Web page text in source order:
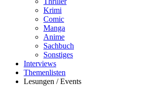
Krimi
Comic
Manga
Anime
Sachbuch
Sonstiges
Interviews
Themenlisten
Lesungen / Events